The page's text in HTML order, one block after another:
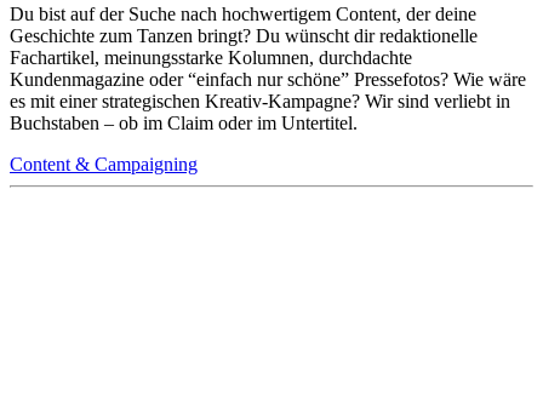
Du bist auf der Suche nach hochwertigem Content, der deine
Geschichte zum Tanzen bringt? Du wünscht dir redaktionelle
Fachartikel, meinungsstarke Kolumnen, durchdachte
Kundenmagazine oder “einfach nur schöne” Pressefotos? Wie wäre
es mit einer strategischen Kreativ-Kampagne? Wir sind verliebt in
Buchstaben – ob im Claim oder im Untertitel.
Content & Campaigning